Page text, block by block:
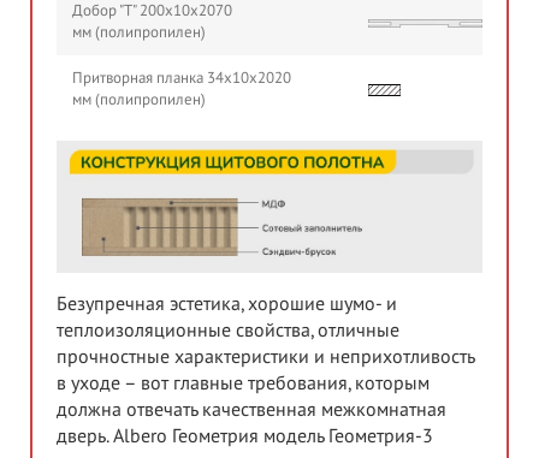
Добор "Т" 200х10х2070
мм (полипропилен)
Притворная планка 34х10х2020
мм (полипропилен)
Безупречная эстетика, хорошие шумо- и
теплоизоляционные свойства, отличные
прочностные характеристики и неприхотливость
в уходе – вот главные требования, которым
должна отвечать качественная межкомнатная
дверь. Albero Геометрия модель Геометрия-3